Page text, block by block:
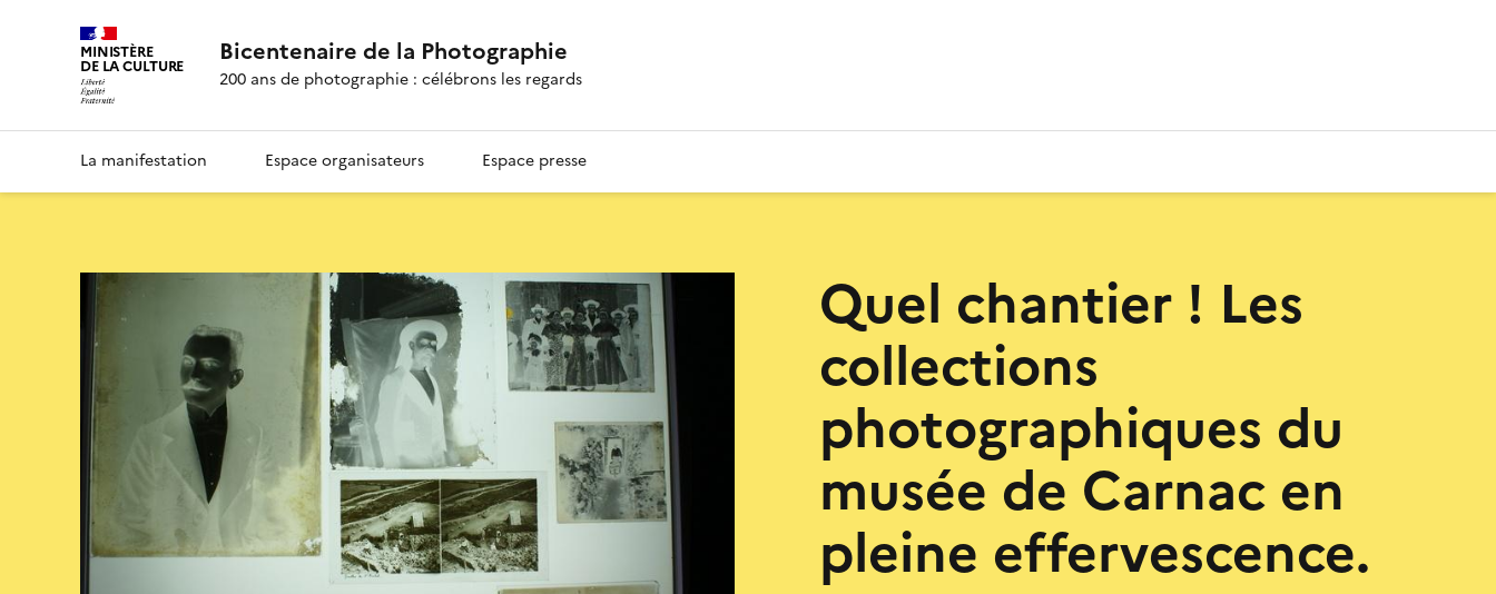
MINISTÈRE
DE LA CULTURE Bicentenaire de la Photographie
200 ans de photographie : célébrons les regards
La manifestation Espace organisateurs Espace presse
Quel chantier ! Les
collections
photographiques du
musée de Carnac en
pleine effervescence.